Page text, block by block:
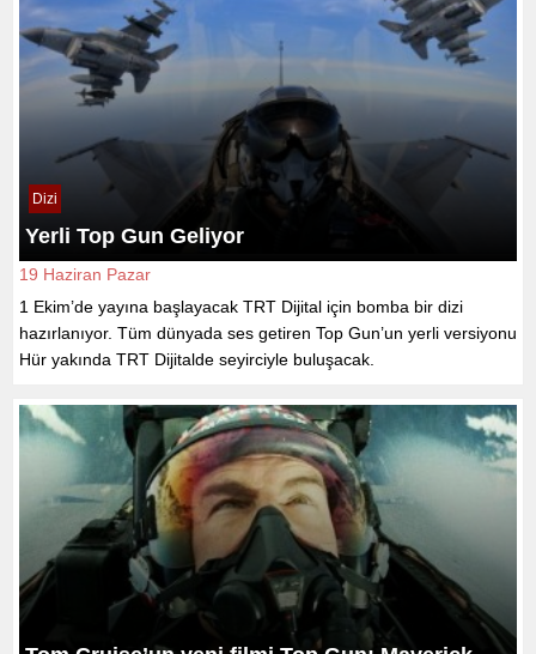
Dizi
Yerli Top Gun Geliyor
19 Haziran Pazar
1 Ekim’de yayına başlayacak TRT Dijital için bomba bir dizi
hazırlanıyor. Tüm dünyada ses getiren Top Gun’un yerli versiyonu
Hür yakında TRT Dijitalde seyirciyle buluşacak.